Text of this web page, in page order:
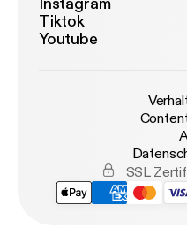
Tiktok
Youtube
SSL